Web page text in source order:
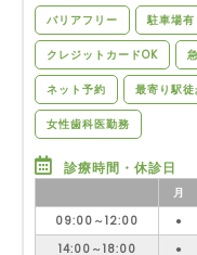
バリアフリー 駐車場有
クレジットカードOK
ネット予約 最寄り駅
女性歯科医勤務
診療時間・休診日
月
09:00～12:00
●
14:00～18:00
●